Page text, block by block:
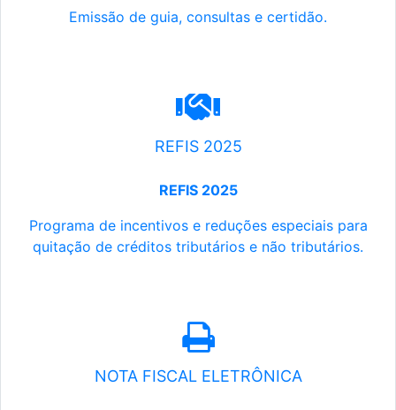
Emissão de guia, consultas e certidão.
REFIS 2025
REFIS 2025
Programa de incentivos e reduções especiais para
quitação de créditos tributários e não tributários.
NOTA FISCAL ELETRÔNICA